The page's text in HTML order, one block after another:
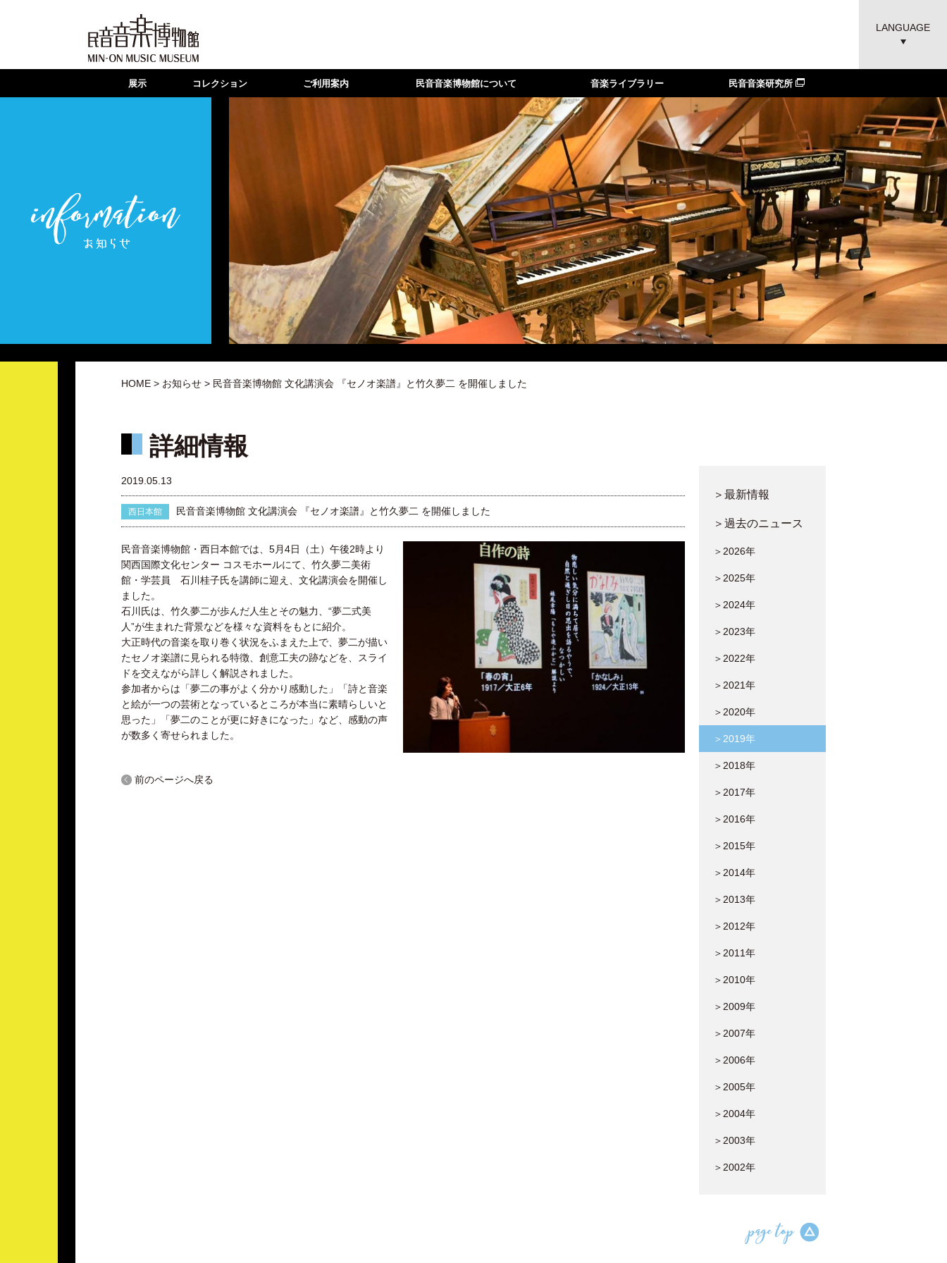
LANGUAGE
展示 コレクション ご利用案内 民音音楽博物館について 音楽ライブラリー 民音音楽研究所
HOME > お知らせ > 民音音楽博物館 文化講演会 『セノオ楽譜』と竹久夢二 を開催しました
詳細情報
2019.05.13
西日本館 民音音楽博物館 文化講演会 『セノオ楽譜』と竹久夢二 を開催しました
民音音楽博物館・西日本館では、5月4日（土）午後2時より
関西国際文化センター コスモホールにて、竹久夢二美術
館・学芸員 石川桂子氏を講師に迎え、文化講演会を開催し
ました。
石川氏は、竹久夢二が歩んだ人生とその魅力、“夢二式美
人”が生まれた背景などを様々な資料をもとに紹介。
大正時代の音楽を取り巻く状況をふまえた上で、夢二が描い
たセノオ楽譜に見られる特徴、創意工夫の跡などを、スライ
ドを交えながら詳しく解説されました。
参加者からは「夢二の事がよく分かり感動した」「詩と音楽
と絵が一つの芸術となっているところが本当に素晴らしいと
思った」「夢二のことが更に好きになった」など、感動の声
が数多く寄せられました。
前のページへ戻る
＞最新情報
＞過去のニュース
＞2026年
＞2025年
＞2024年
＞2023年
＞2022年
＞2021年
＞2020年
＞2019年
＞2018年
＞2017年
＞2016年
＞2015年
＞2014年
＞2013年
＞2012年
＞2011年
＞2010年
＞2009年
＞2007年
＞2006年
＞2005年
＞2004年
＞2003年
＞2002年